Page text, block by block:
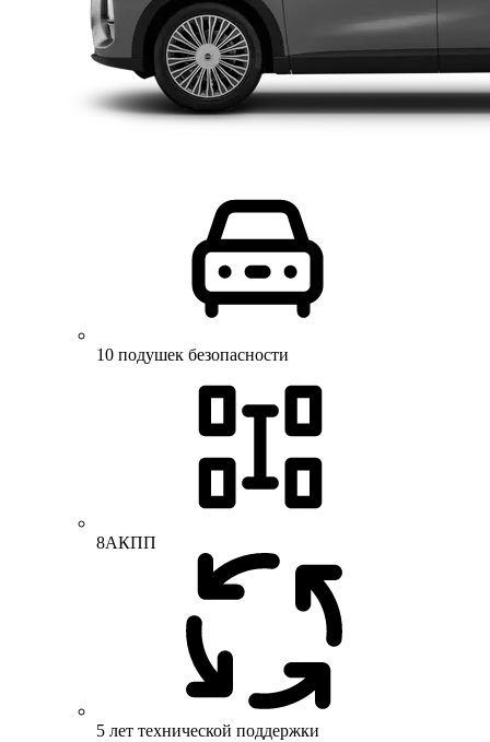
10 подушек безопасности
8АКПП
5 лет технической поддержки